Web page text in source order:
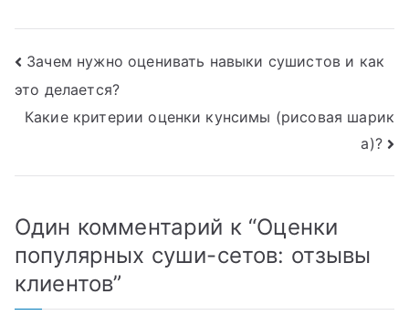
Навигация
по
Зачем нужно оценивать навыки сушистов и как
это делается?
Какие критерии оценки кунсимы (рисовая шарик
а)?
Один комментарий к “Оценки
популярных суши-сетов: отзывы
клиентов”